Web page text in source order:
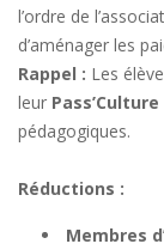
l’ordre de
d’aménager les
Rappel : Les
leur Pass’Culture
pédagogiques.
Réductions :
Membres